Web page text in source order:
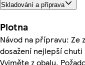
Skladování a příprava
Plotna
Návod na přípravu: Ze
dosažení nejlepší
Vyjměte z obalu.